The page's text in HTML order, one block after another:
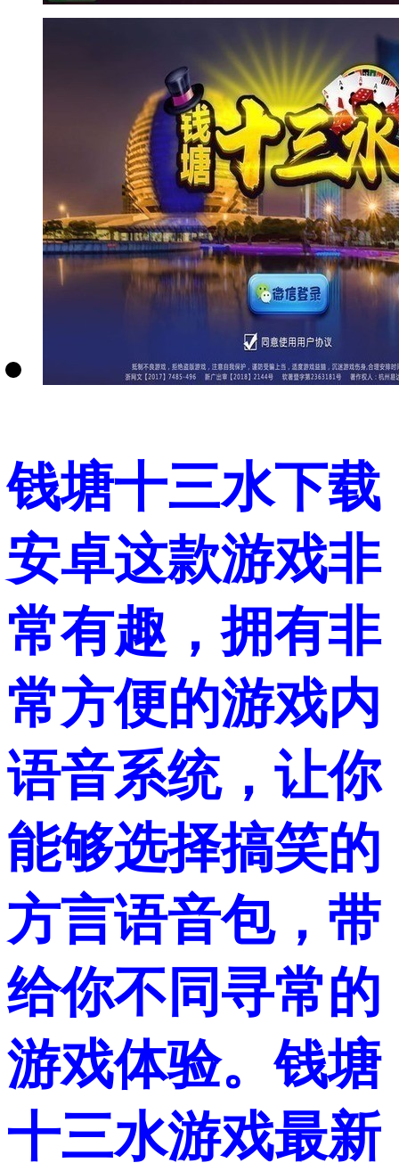
钱塘十三水下载
安卓这款游戏非
常有趣，拥有非
常方便的游戏内
语音系统，让你
能够选择搞笑的
方言语音包，带
给你不同寻常的
游戏体验。钱塘
十三水游戏最新